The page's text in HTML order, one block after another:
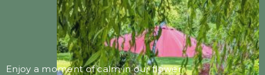
Enjoy a moment of calm in our flower